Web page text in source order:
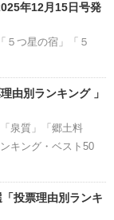
年12月15日号発
５つ星の宿」「５
由別ランキング 」
泉質」「郷土料
キング・ベスト50
投票理由別ランキ